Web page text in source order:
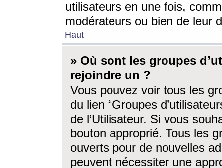
utilisateurs en une fois,
modérateurs ou bien de leur
Haut
» Où sont les groupes
rejoindre un ?
Vous pouvez voir tous les
du lien “Groupes
de l’Utilisateur. Si vous
bouton approprié. Tous les
ouverts pour de nouvelles
peuvent nécessiter une